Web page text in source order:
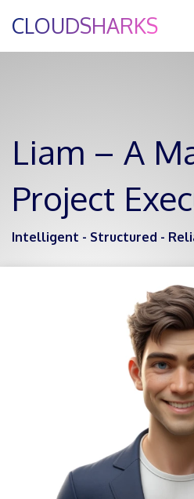
CLOUDSHARKS
Liam – A
Project
Intelligent - Structured -